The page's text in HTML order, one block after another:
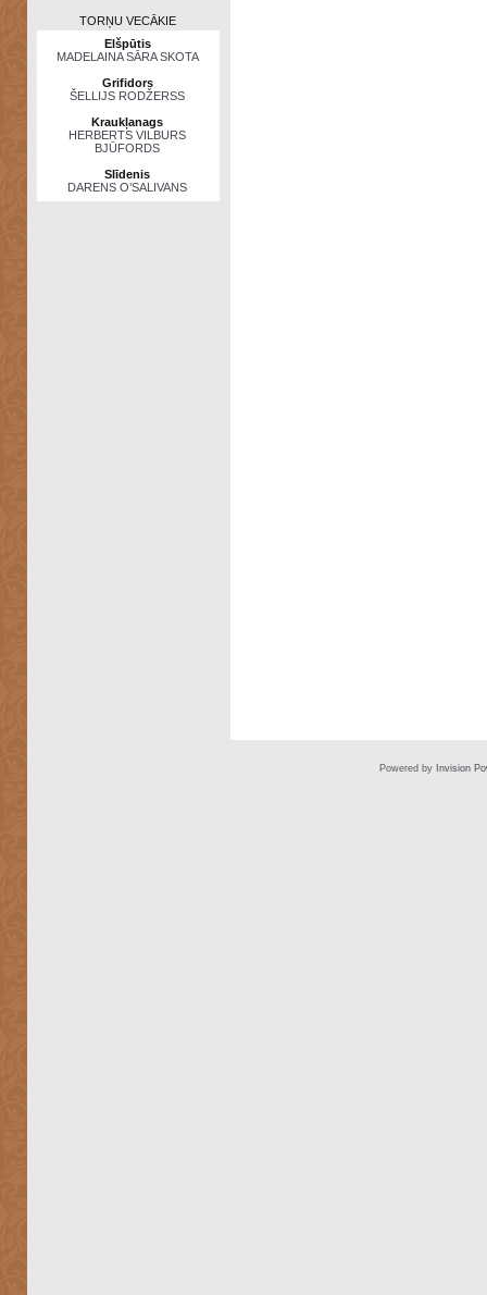
TORŅU VECĀKIE
Elšpūtis
MADELAINA SĀRA SKOTA
Grifidors
ŠELLIJS RODŽERSS
Kraukļanags
HERBERTS VILBURS
BJŪFORDS
Slīdenis
DARENS O’SALIVANS
Powered by Invision